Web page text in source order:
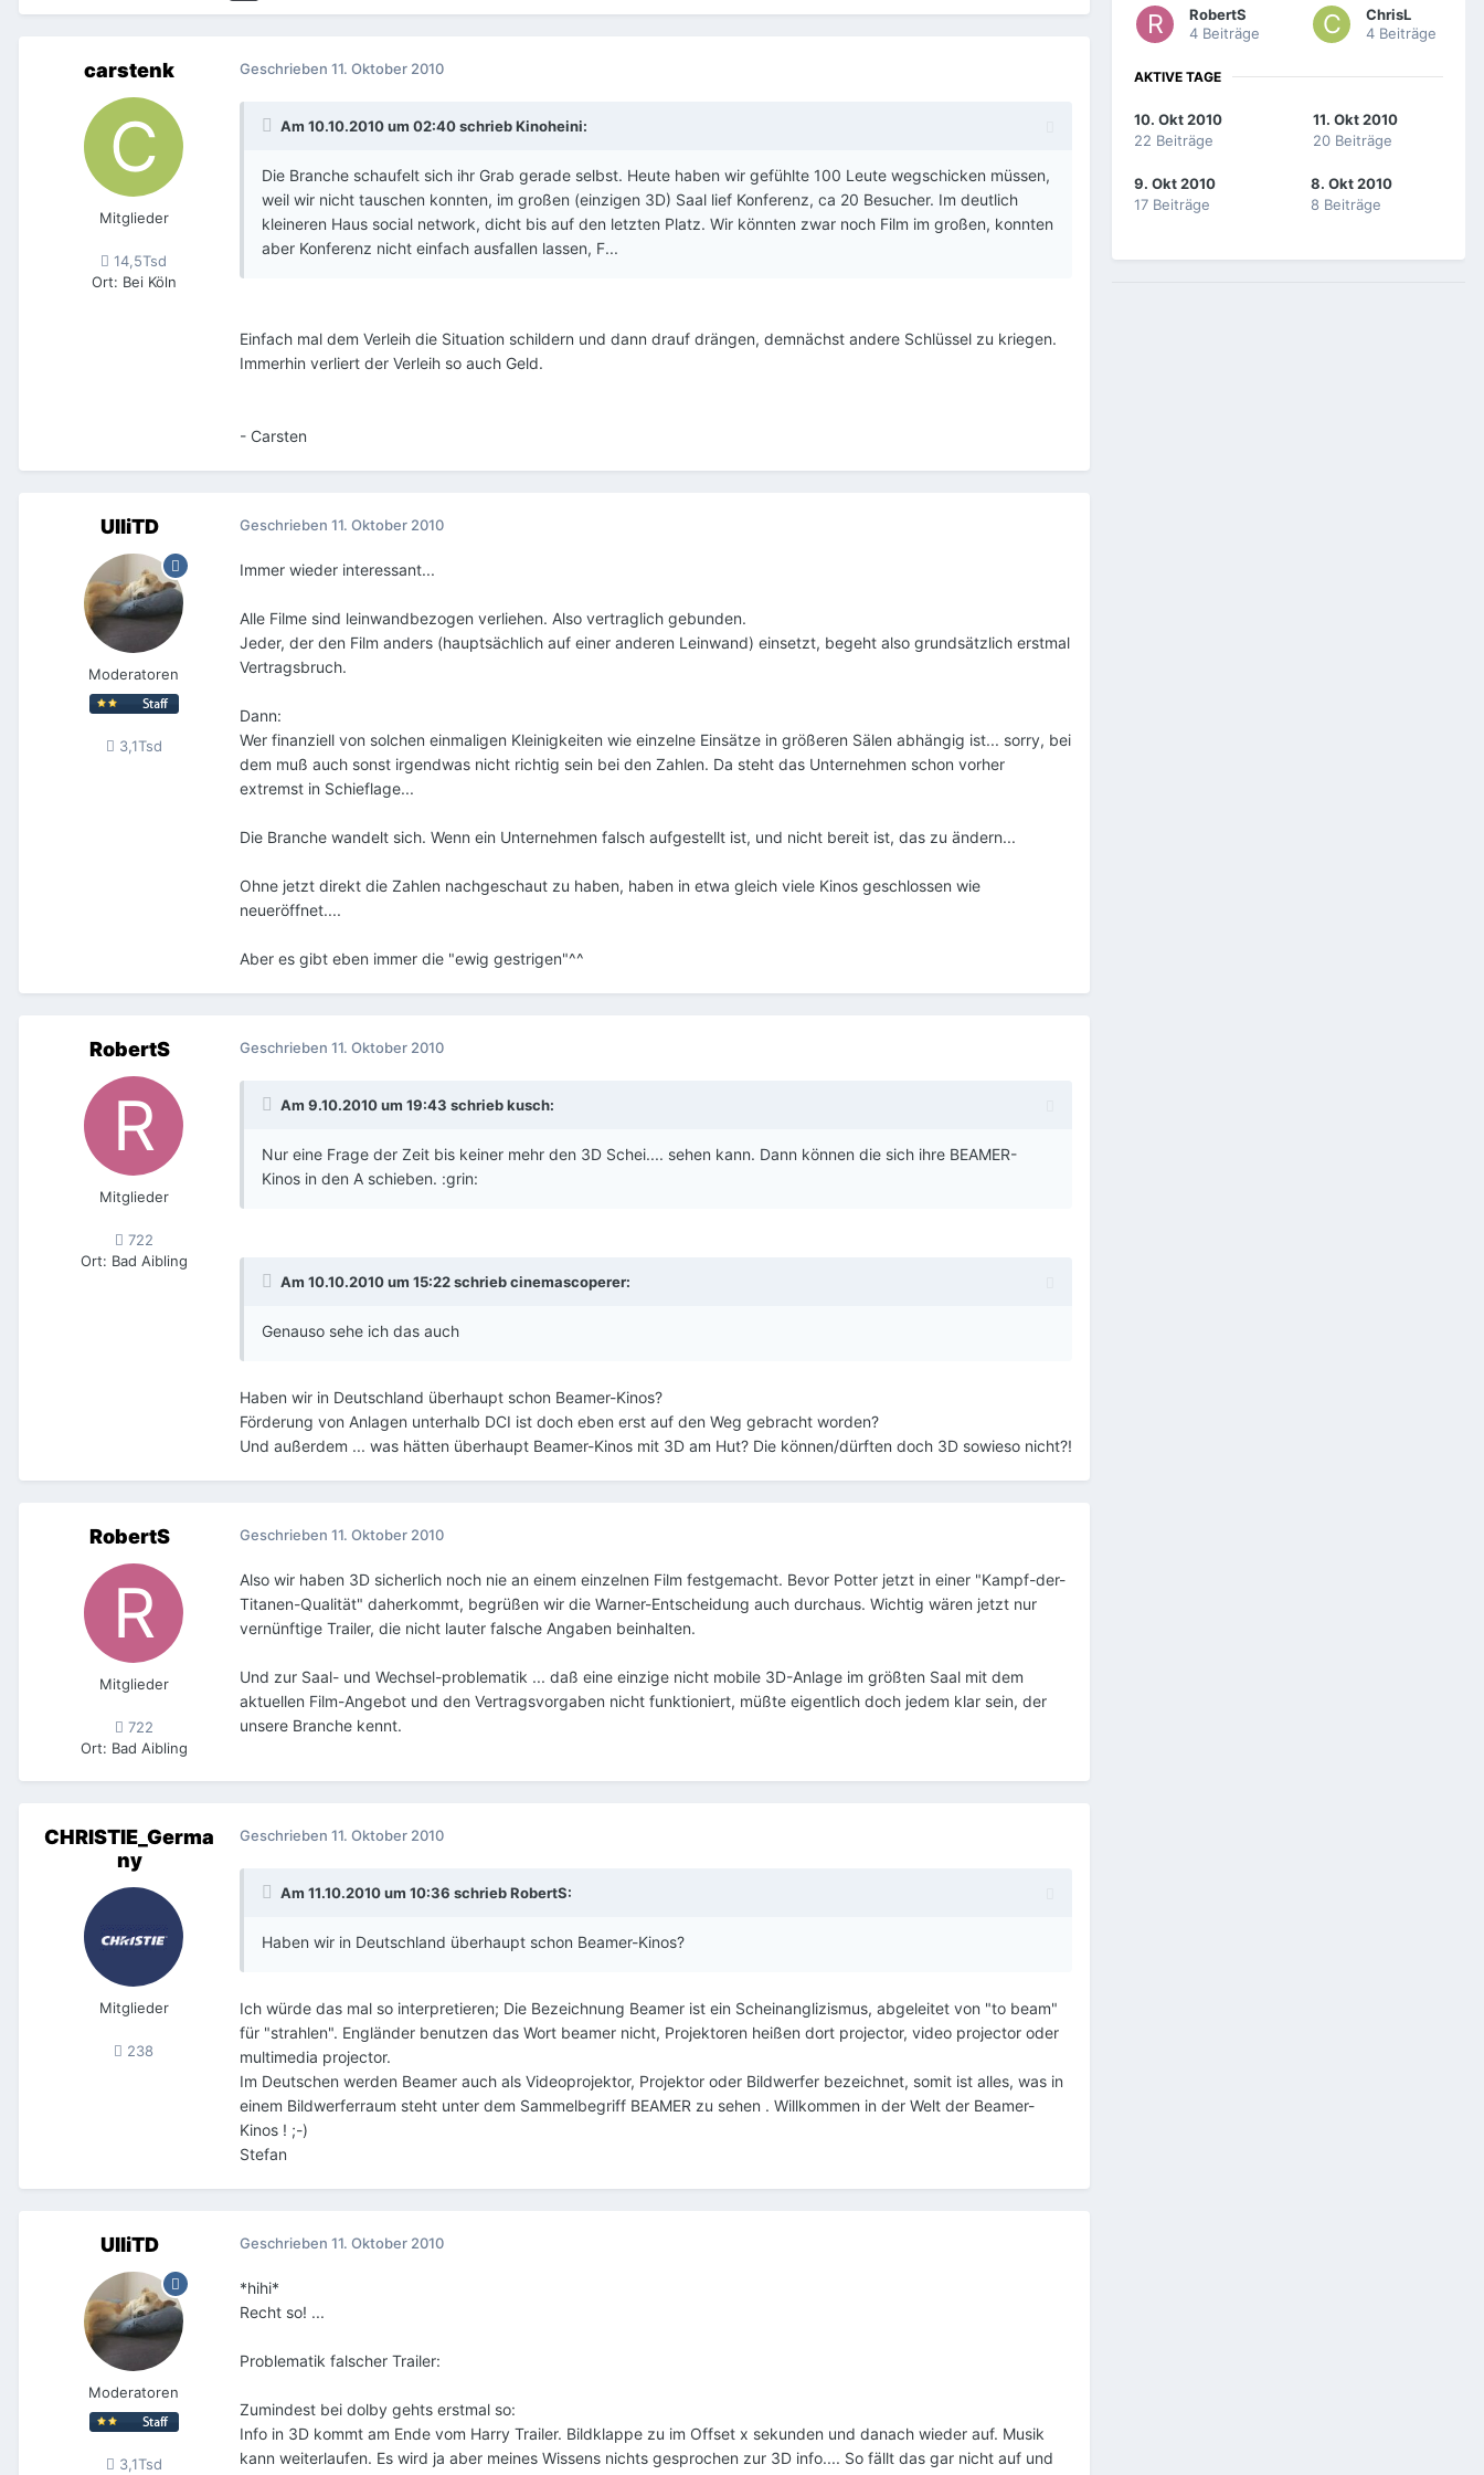
carstenk
Mitglieder
14,5Tsd
Ort: Bei Köln
Geschrieben 11. Oktober 2010
Am 10.10.2010 um 02:40 schrieb Kinoheini:
Die Branche schaufelt sich ihr Grab gerade selbst. Heute haben wir gefühlte 100 Leute wegschicken müssen,
weil wir nicht tauschen konnten, im großen (einzigen 3D) Saal lief Konferenz, ca 20 Besucher. Im deutlich
kleineren Haus social network, dicht bis auf den letzten Platz. Wir könnten zwar noch Film im großen, konnten
aber Konferenz nicht einfach ausfallen lassen, F...
Einfach mal dem Verleih die Situation schildern und dann drauf drängen, demnächst andere Schlüssel zu kriegen.
Immerhin verliert der Verleih so auch Geld.
- Carsten
UlliTD
Moderatoren
3,1Tsd
Geschrieben 11. Oktober 2010
Immer wieder interessant...
Alle Filme sind leinwandbezogen verliehen. Also vertraglich gebunden.
Jeder, der den Film anders (hauptsächlich auf einer anderen Leinwand) einsetzt, begeht also grundsätzlich erstmal
Vertragsbruch.
Dann:
Wer finanziell von solchen einmaligen Kleinigkeiten wie einzelne Einsätze in größeren Sälen abhängig ist... sorry, bei
dem muß auch sonst irgendwas nicht richtig sein bei den Zahlen. Da steht das Unternehmen schon vorher
extremst in Schieflage...
Die Branche wandelt sich. Wenn ein Unternehmen falsch aufgestellt ist, und nicht bereit ist, das zu ändern...
Ohne jetzt direkt die Zahlen nachgeschaut zu haben, haben in etwa gleich viele Kinos geschlossen wie
neueröffnet....
Aber es gibt eben immer die "ewig gestrigen"^^
RobertS
Mitglieder
722
Ort: Bad Aibling
Geschrieben 11. Oktober 2010
Am 9.10.2010 um 19:43 schrieb kusch:
Nur eine Frage der Zeit bis keiner mehr den 3D Schei.... sehen kann. Dann können die sich ihre BEAMER-
Kinos in den A schieben. :grin:
Am 10.10.2010 um 15:22 schrieb cinemascoperer:
Genauso sehe ich das auch
Haben wir in Deutschland überhaupt schon Beamer-Kinos?
Förderung von Anlagen unterhalb DCI ist doch eben erst auf den Weg gebracht worden?
Und außerdem ... was hätten überhaupt Beamer-Kinos mit 3D am Hut? Die können/dürften doch 3D sowieso nicht?!
RobertS
Mitglieder
722
Ort: Bad Aibling
Geschrieben 11. Oktober 2010
Also wir haben 3D sicherlich noch nie an einem einzelnen Film festgemacht. Bevor Potter jetzt in einer "Kampf-der-
Titanen-Qualität" daherkommt, begrüßen wir die Warner-Entscheidung auch durchaus. Wichtig wären jetzt nur
vernünftige Trailer, die nicht lauter falsche Angaben beinhalten.
Und zur Saal- und Wechsel-problematik ... daß eine einzige nicht mobile 3D-Anlage im größten Saal mit dem
aktuellen Film-Angebot und den Vertragsvorgaben nicht funktioniert, müßte eigentlich doch jedem klar sein, der
unsere Branche kennt.
CHRISTIE_Germa
ny
Mitglieder
238
Geschrieben 11. Oktober 2010
Am 11.10.2010 um 10:36 schrieb RobertS:
Haben wir in Deutschland überhaupt schon Beamer-Kinos?
Ich würde das mal so interpretieren; Die Bezeichnung Beamer ist ein Scheinanglizismus, abgeleitet von "to beam"
für "strahlen". Engländer benutzen das Wort beamer nicht, Projektoren heißen dort projector, video projector oder
multimedia projector.
Im Deutschen werden Beamer auch als Videoprojektor, Projektor oder Bildwerfer bezeichnet, somit ist alles, was in
einem Bildwerferraum steht unter dem Sammelbegriff BEAMER zu sehen . Willkommen in der Welt der Beamer-
Kinos ! ;-)
Stefan
UlliTD
Moderatoren
3,1Tsd
Geschrieben 11. Oktober 2010
*hihi*
Recht so! ...
Problematik falscher Trailer:
Zumindest bei dolby gehts erstmal so:
Info in 3D kommt am Ende vom Harry Trailer. Bildklappe zu im Offset x sekunden und danach wieder auf. Musik
kann weiterlaufen. Es wird ja aber meines Wissens nichts gesprochen zur 3D info.... So fällt das gar nicht auf und
RobertS
4 Beiträge
ChrisL
4 Beiträge
AKTIVE TAGE
10. Okt 2010
22 Beiträge
11. Okt 2010
20 Beiträge
9. Okt 2010
17 Beiträge
8. Okt 2010
8 Beiträge